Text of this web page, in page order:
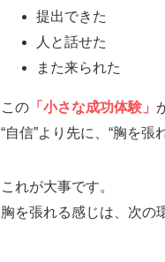
提出できた
人と話せた
また来られた
この 「小さな成功体験」
“自信”より先に、“胸を張
これが大事です。
胸を張れる感じは、次の